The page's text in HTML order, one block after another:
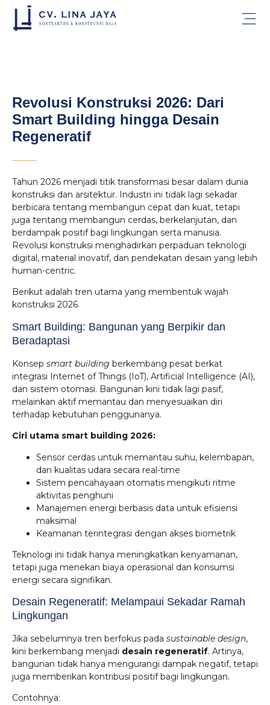
Revolusi Konstruksi 2026: Dari
Smart Building hingga Desain
Regeneratif
Tahun 2026 menjadi titik transformasi besar dalam dunia
konstruksi dan arsitektur. Industri ini tidak lagi sekadar
berbicara tentang membangun cepat dan kuat, tetapi
juga tentang membangun cerdas, berkelanjutan, dan
berdampak positif bagi lingkungan serta manusia.
Revolusi konstruksi menghadirkan perpaduan teknologi
digital, material inovatif, dan pendekatan desain yang lebih
human-centric.
Berikut adalah tren utama yang membentuk wajah
konstruksi 2026.
Smart Building: Bangunan yang Berpikir dan
Beradaptasi
Konsep smart building berkembang pesat berkat
integrasi Internet of Things (IoT), Artificial Intelligence (AI),
dan sistem otomasi. Bangunan kini tidak lagi pasif,
melainkan aktif memantau dan menyesuaikan diri
terhadap kebutuhan penggunanya.
Ciri utama smart building 2026:
Sensor cerdas untuk memantau suhu, kelembapan,
dan kualitas udara secara real-time
Sistem pencahayaan otomatis mengikuti ritme
aktivitas penghuni
Manajemen energi berbasis data untuk efisiensi
maksimal
Keamanan terintegrasi dengan akses biometrik
Teknologi ini tidak hanya meningkatkan kenyamanan,
tetapi juga menekan biaya operasional dan konsumsi
energi secara signifikan.
Desain Regeneratif: Melampaui Sekadar Ramah
Lingkungan
Jika sebelumnya tren berfokus pada sustainable design,
kini berkembang menjadi desain regeneratif. Artinya,
bangunan tidak hanya mengurangi dampak negatif, tetapi
juga memberikan kontribusi positif bagi lingkungan.
Contohnya: